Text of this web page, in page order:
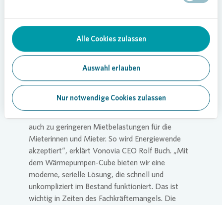
Alle Cookies zulassen
Auswahl erlauben
Nur notwendige Cookies zulassen
Loading...
Innovative Lösung für nachhaltige
Quartiersgestaltung
In einem Pilotprojekt in Donauwörth sanken die
auch zu geringeren Mietbelastungen für die
Mieterinnen und Mieter. So wird Energiewende
akzeptiert“, erklärt Vonovia CEO Rolf Buch. „Mit
dem Wärmepumpen-Cube bieten wir eine
moderne, serielle Lösung, die schnell und
unkompliziert im Bestand funktioniert. Das ist
wichtig in Zeiten des Fachkräftemangels. Die